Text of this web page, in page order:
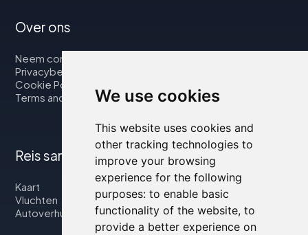
We use cookies
This website uses cookies and
other tracking technologies to
improve your browsing
experience for the following
purposes: to enable basic
functionality of the website, to
provide a better experience on
Over ons
Neem contact op met
Privacybeleid
Cookie Policy
Terms and Conditions
Reis samen met ons
Kaart
Vluchten
Autoverhuur